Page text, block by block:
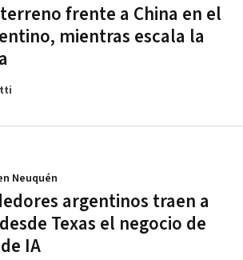
frente a China en el
mientras escala la
argentinos traen a
Texas el negocio de
IA
Neuquén